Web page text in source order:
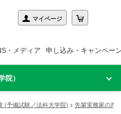
・メディア 申し込み・キャンペー
院）
(予備試験／法科大学院) > 先輩実務家の声